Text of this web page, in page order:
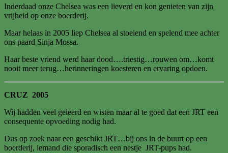
Inderdaad onze Chelsea was een lieverd en kon genieten van zijn
vrijheid op onze boerderij.
Maar helaas in 2005 liep Chelsea al stoeiend en spelend mee achter
ons paard Sinja Mossa.
Haar beste vriend werd haar dood….triestig…rouwen om…komt
nooit meer terug…herinneringen koesteren en ervaring opdoen.
CRUZ 2005
Wij hadden veel geleerd en wisten maar al te goed dat een JRT een
consequente opvoeding nodig had.
Dus op zoek naar een geschikt JRT…bij ons in de buurt op een
boerderij, iemand die sporadisch een nestje JRT-pups had.